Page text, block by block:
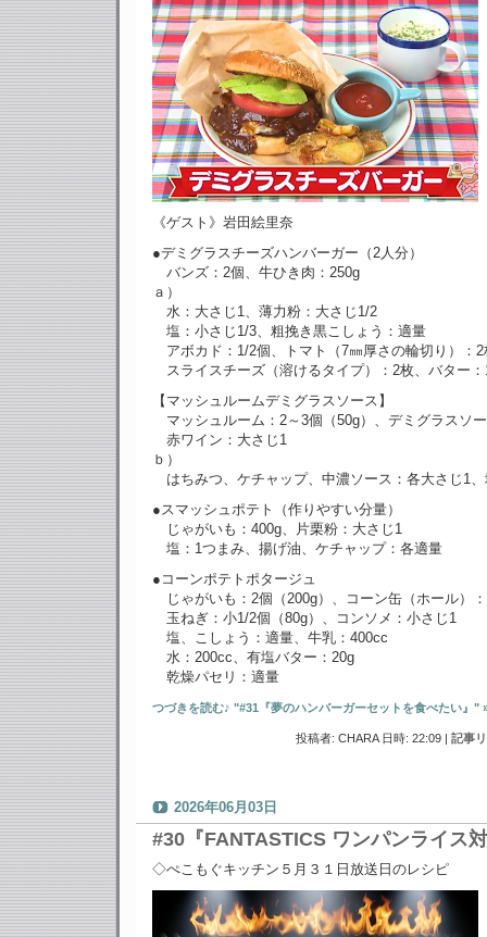
《ゲスト》岩田絵里奈
●デミグラスチーズハンバーガー（2人分）
バンズ：2個、牛ひき肉：250g
ａ）
水：大さじ1、薄力粉：大さじ1/2
塩：小さじ1/3、粗挽き黒こしょう：適量
アボカド：1/2個、トマト（7㎜厚さの輪切り）：2
スライスチーズ（溶けるタイプ）：2枚、バター：
【マッシュルームデミグラスソース】
マッシュルーム：2～3個（50g）、デミグラスソ
赤ワイン：大さじ1
ｂ）
はちみつ、ケチャップ、中濃ソース：各大さじ1
●スマッシュポテト（作りやすい分量）
じゃがいも：400g、片栗粉：大さじ1
塩：1つまみ、揚げ油、ケチャップ：各適量
●コーンポテトポタージュ
じゃがいも：2個（200g）、コーン缶（ホール）
玉ねぎ：小1/2個（80g）、コンソメ：小さじ1
塩、こしょう：適量、牛乳：400cc
水：200cc、有塩バター：20g
乾燥パセリ：適量
つづきを読む♪ "#31『夢のハンバーガーセットを食べたい』"
投稿者: CHARA 日時: 22:09 | 記事
2026年06月03日
#30『FANTASTICS ワンパンライス
◇ぺこもぐキッチン５月３１日放送日のレシピ